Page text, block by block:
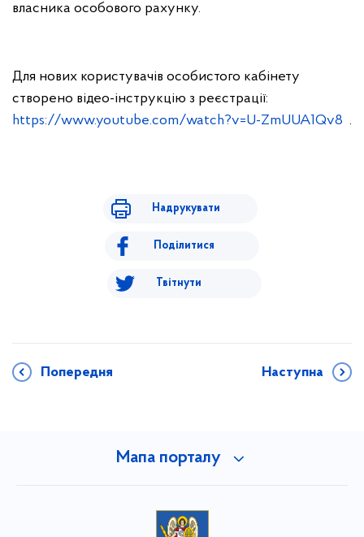
власника особового рахунку.
Для нових користувачів особистого кабінету
створено відео-інструкцію з реєстрації:
https://www.youtube.com/watch?v=U-ZmUUA1Qv8 .
Надрукувати
Поділитися
Твітнути
Попередня Наступна
Мапа порталу